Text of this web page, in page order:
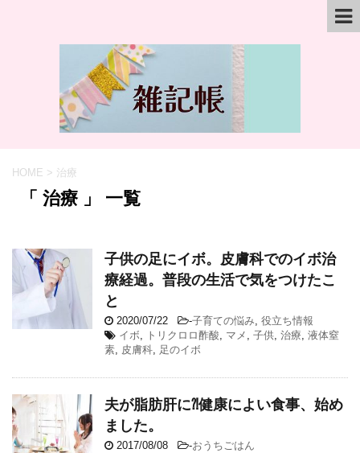
HOME > 治療
「 治療 」 一覧
子供の足にイボ。皮膚科でのイボ治
療経過。普段の生活で気をつけたこ
と
2020/07/22 -子育ての悩み, 役立ち情報
イボ, トリクロロ酢酸, マメ , 子供, 治療, 液体窒
素, 皮膚科, 足のイボ
夫が脂肪肝に⁈健康によい食事、始め
ました。
2017/08/08 -おうちごはん